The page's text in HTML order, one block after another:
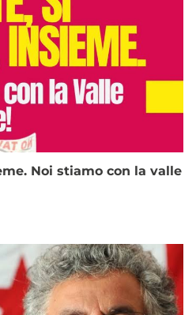
Noi stiamo con la valle